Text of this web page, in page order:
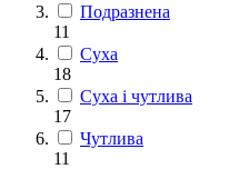
Подразнена
11
Суха
18
Суха і чутлива
17
Чутлива
11